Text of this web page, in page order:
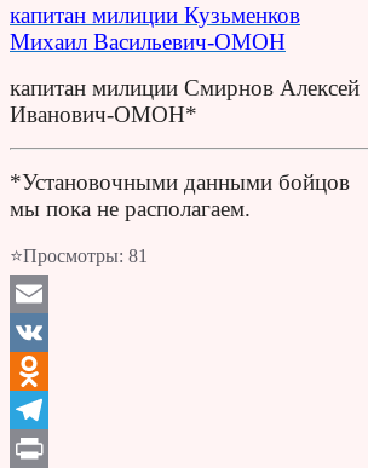
капитан милиции Кузьменков
Михаил Васильевич-ОМОН
капитан милиции Смирнов Алексей
Иванович-ОМОН*
*Установочными данными бойцов
мы пока не располагаем.
⭐Просмотры: 81
Email
VK
Odnoklassniki
Telegram